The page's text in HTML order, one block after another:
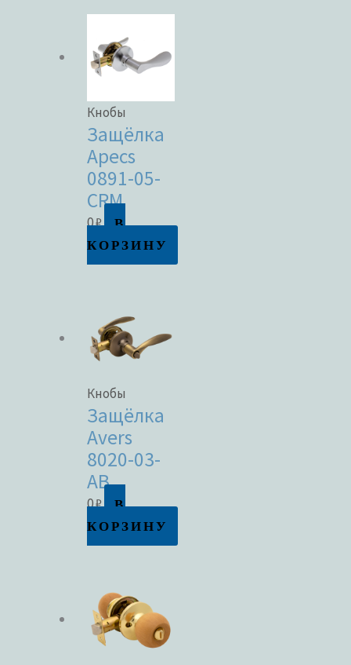
Кнобы
Защёлка
Apecs
0891-05-
CRM
0₽
В
КОРЗИНУ
Кнобы
Защёлка
Avers
8020-03-
AB
0₽
В
КОРЗИНУ